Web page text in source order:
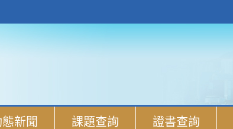
新聞 課題查詢 證書查詢